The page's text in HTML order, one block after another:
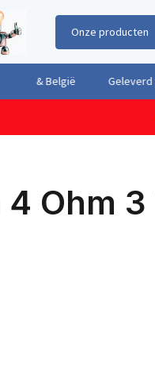
Onze producten
Geleverd uit eigen
Ohm